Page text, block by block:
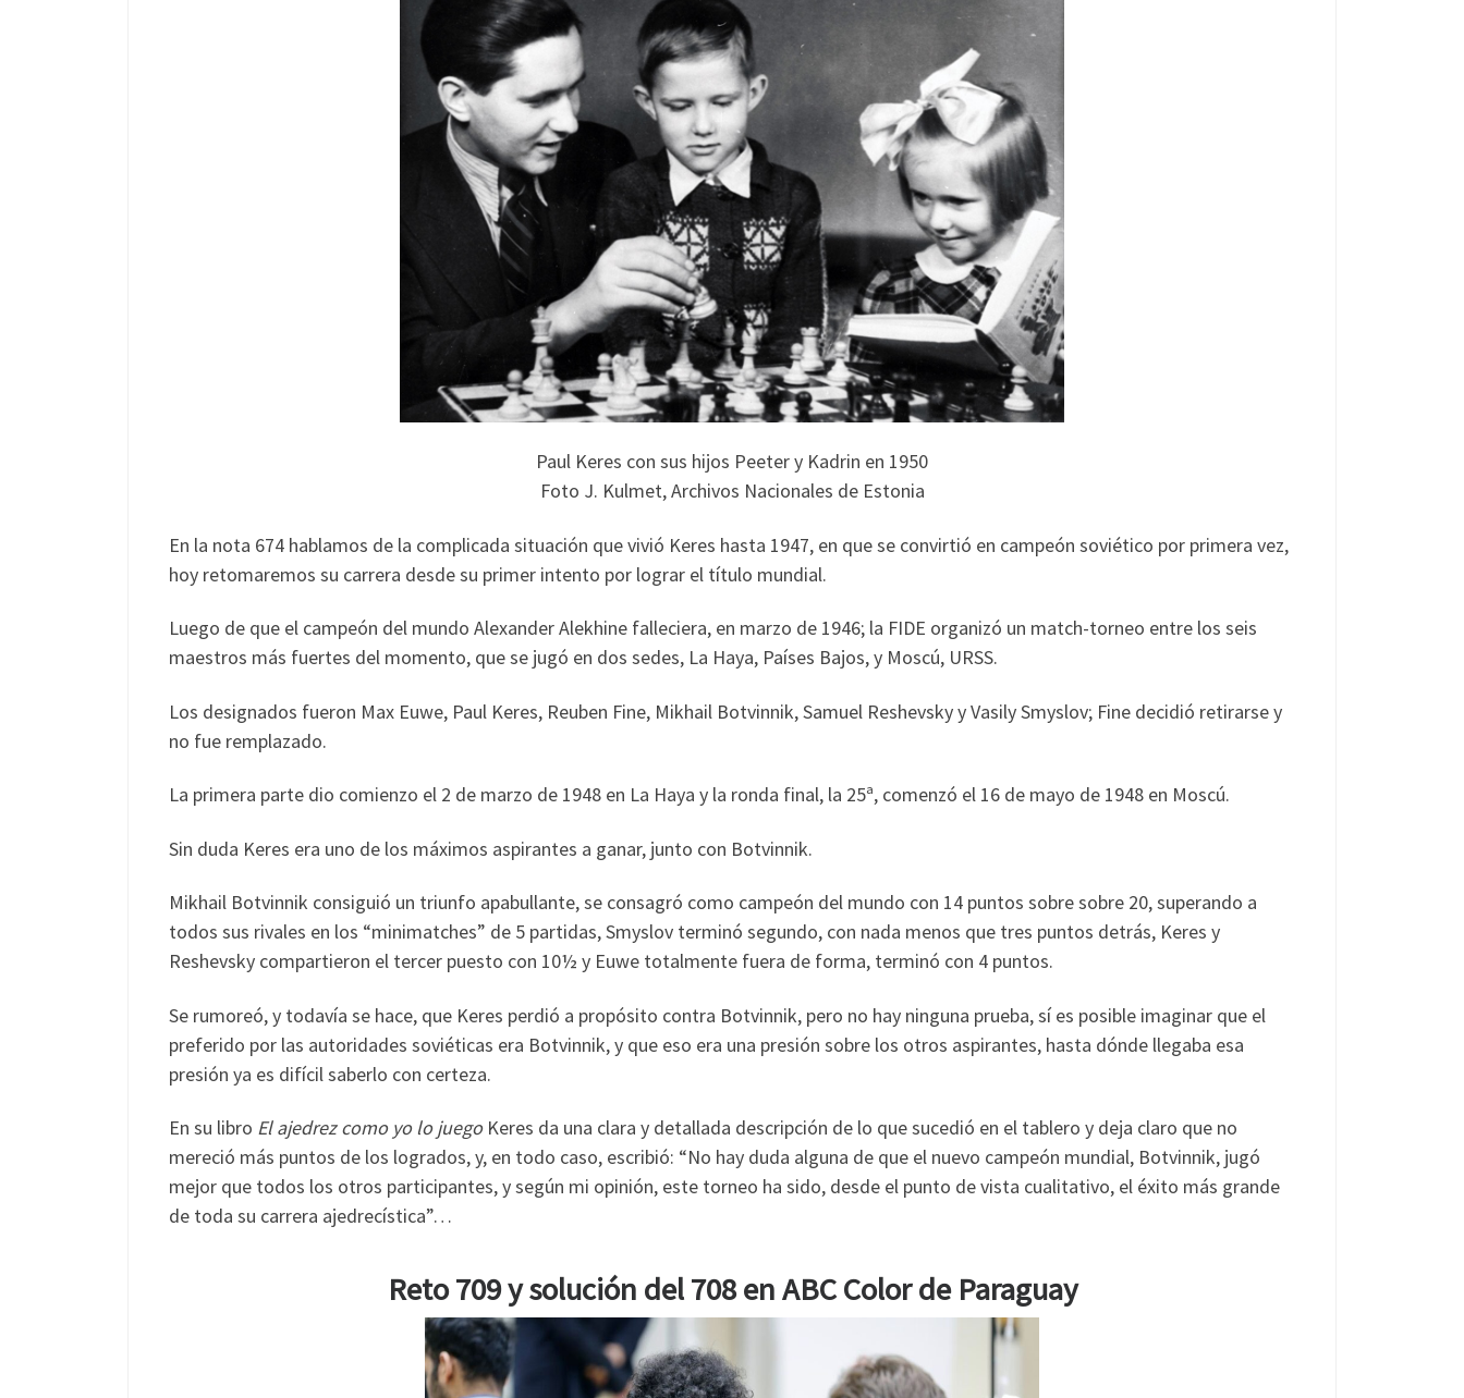
Paul Keres con sus hijos Peeter y Kadrin en 1950
Foto J. Kulmet, Archivos Nacionales de Estonia
En la nota 674 hablamos de la complicada situación que vivió Keres hasta 1947, en que se convirtió en campeón soviético por primera vez,
hoy retomaremos su carrera desde su primer intento por lograr el título mundial.
Luego de que el campeón del mundo Alexander Alekhine falleciera, en marzo de 1946; la FIDE organizó un match-torneo entre los seis
maestros más fuertes del momento, que se jugó en dos sedes, La Haya, Países Bajos, y Moscú, URSS.
Los designados fueron Max Euwe, Paul Keres, Reuben Fine, Mikhail Botvinnik, Samuel Reshevsky y Vasily Smyslov; Fine decidió retirarse y
no fue remplazado.
La primera parte dio comienzo el 2 de marzo de 1948 en La Haya y la ronda final, la 25ª, comenzó el 16 de mayo de 1948 en Moscú.
Sin duda Keres era uno de los máximos aspirantes a ganar, junto con Botvinnik.
Mikhail Botvinnik consiguió un triunfo apabullante, se consagró como campeón del mundo con 14 puntos sobre sobre 20, superando a
todos sus rivales en los “minimatches” de 5 partidas, Smyslov terminó segundo, con nada menos que tres puntos detrás, Keres y
Reshevsky compartieron el tercer puesto con 10½ y Euwe totalmente fuera de forma, terminó con 4 puntos.
Se rumoreó, y todavía se hace, que Keres perdió a propósito contra Botvinnik, pero no hay ninguna prueba, sí es posible imaginar que el
preferido por las autoridades soviéticas era Botvinnik, y que eso era una presión sobre los otros aspirantes, hasta dónde llegaba esa
presión ya es difícil saberlo con certeza.
En su libro El ajedrez como yo lo juego Keres da una clara y detallada descripción de lo que sucedió en el tablero y deja claro que no
mereció más puntos de los logrados, y, en todo caso, escribió: “No hay duda alguna de que el nuevo campeón mundial, Botvinnik, jugó
mejor que todos los otros participantes, y según mi opinión, este torneo ha sido, desde el punto de vista cualitativo, el éxito más grande
de toda su carrera ajedrecística”…
Reto 709 y solución del 708 en ABC Color de Paraguay